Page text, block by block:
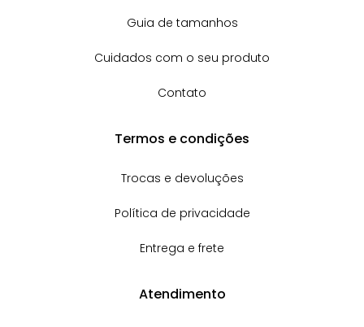
Guia de tamanhos
Cuidados com o seu produto
Contato
Termos e condições
Trocas e devoluções
Política de privacidade
Entrega e frete
Atendimento